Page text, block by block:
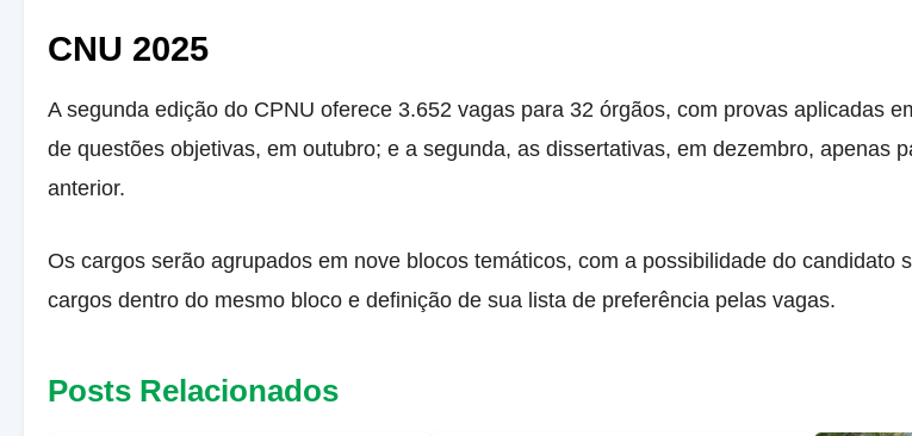
CNU 2025
A segunda edição do CPNU oferece 3.652 vagas para 32 órgãos, com provas aplicadas
de questões objetivas, em outubro; e a segunda, as dissertativas, em dezembro, apenas
anterior.
Os cargos serão agrupados em nove blocos temáticos, com a possibilidade do candidato
cargos dentro do mesmo bloco e definição de sua lista de preferência pelas vagas​.
Posts Relacionados